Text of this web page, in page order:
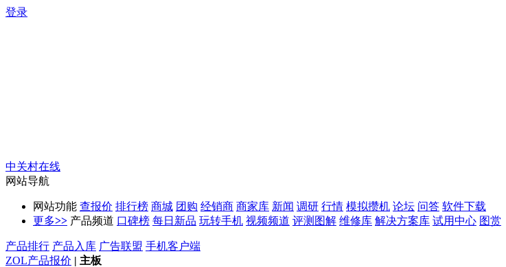
登录
中关村在线
网站导航
网站功能 查报价 排行榜 商城 团购 经销商 商家库 新闻 调研 行情 模拟攒机 论坛 问答 软件下载
更多>> 产品频道 口碑榜 每日新品 玩转手机 视频频道 评测图解 维修库 解决方案库 试用中心 图赏
产品排行 产品入库 广告联盟 手机客户端
ZOL产品报价 | 主板